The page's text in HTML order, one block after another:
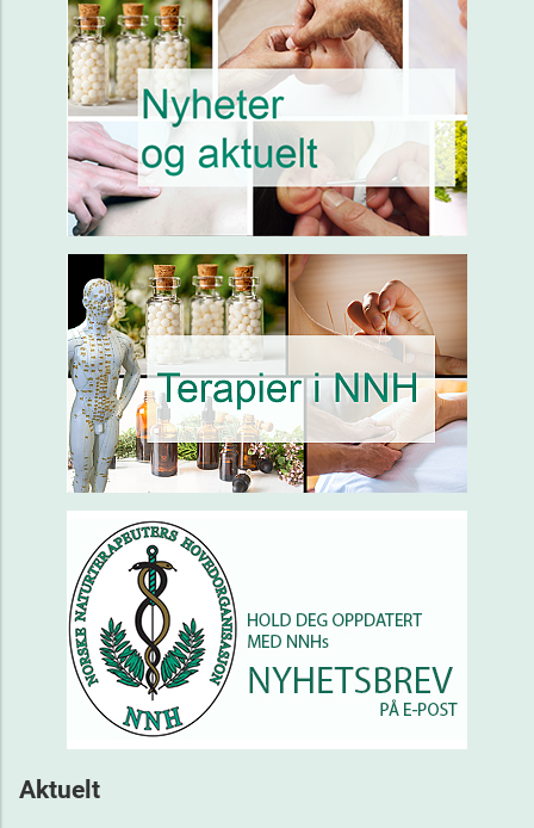
Aktuelt